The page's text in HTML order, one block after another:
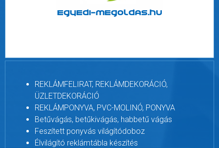
REKLÁMFELIRAT, REKLÁMDEKORÁCIÓ,
ÜZLETDEKORÁCIÓ
REKLÁMPONYVA, PVC-MOLINÓ, PONYVA
Betűvágás, betűkivágás, habbetű vágás
Feszített ponyvás világítódoboz
Élvilágító reklámtábla készítés